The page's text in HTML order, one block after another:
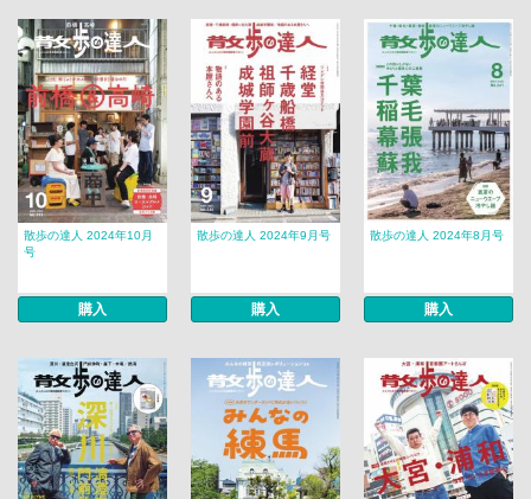
散歩の達人 2024年10月
号
購入
散歩の達人 2024年9月号
購入
散歩の達人 2024年8月号
購入